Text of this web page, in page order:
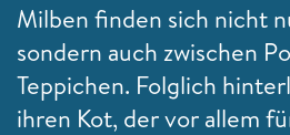
Milben finden sich nicht
sondern auch zwischen
Teppichen. Folglich
ihren Kot, der vor allem